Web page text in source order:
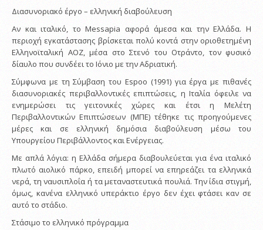
Διασυνοριακό έργο – ελληνική διαβούλευση
Αν και ιταλικό, το Messapia αφορά άμεσα και την Ελλάδα. Η
περιοχή εγκατάστασης βρίσκεται πολύ κοντά στην οριοθετημένη
Ελληνοϊταλική ΑΟΖ, μέσα στο Στενό του Οτράντο, τον φυσικό
δίαυλο που συνδέει το Ιόνιο με την Αδριατική.
Σύμφωνα με τη Σύμβαση του Espoo (1991) για έργα με πιθανές
διασυνοριακές περιβαλλοντικές επιπτώσεις, η Ιταλία όφειλε να
ενημερώσει τις γειτονικές χώρες και έτσι η Μελέτη
Περιβαλλοντικών Επιπτώσεων (ΜΠΕ) τέθηκε τις προηγούμενες
μέρες και σε ελληνική δημόσια διαβούλευση μέσω του
Υπουργείου Περιβάλλοντος και Ενέργειας.
Με απλά λόγια: η Ελλάδα σήμερα διαβουλεύεται για ένα ιταλικό
πλωτό αιολικό πάρκο, επειδή μπορεί να επηρεάζει τα ελληνικά
νερά, τη ναυσιπλοΐα ή τα μεταναστευτικά πουλιά. Την ίδια στιγμή,
όμως, κανένα ελληνικό υπεράκτιο έργο δεν έχει φτάσει καν σε
αυτό το στάδιο.
Στάσιμο το ελληνικό πρόγραμμα